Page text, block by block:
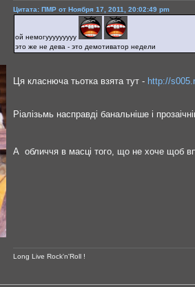
Цитата: ПМР от Ноября 17, 2011, 20:02:49 pm
ой немогууууууууу
это же не дева - это демотиватор недели
Ця класнюча тьотка взята тут - http://
Ріалізьмь насправді банальніше і
А обличчя в масці того, що не хоче щоб
Long Live Rock'n'Roll !